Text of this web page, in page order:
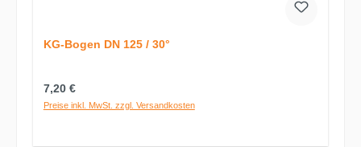
KG-Bogen DN 125 / 30°
Regulärer Preis:
7,20 €
Preise inkl. MwSt. zzgl. Versandkosten